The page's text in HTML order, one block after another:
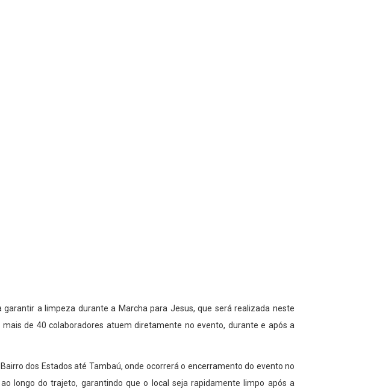
a limpeza durante a Marcha para Jesus, que será realizada neste
de 40 colaboradores atuem diretamente no evento, durante e após a
dos Estados até Tambaú, onde ocorrerá o encerramento do evento no
longo do trajeto, garantindo que o local seja rapidamente limpo após a